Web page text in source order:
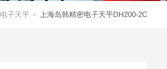
电子天平- 上海岛韩精密电子天平DH200-2C